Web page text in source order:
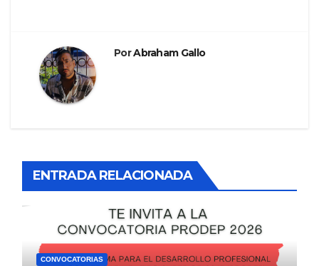
PorAbraham Gallo
ENTRADA RELACIONADA
CONVOCATORIAS